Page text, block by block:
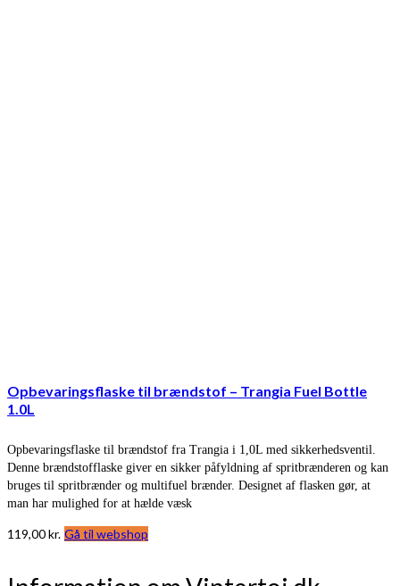
Opbevaringsflaske til brændstof – Trangia Fuel Bottle
1.0L
Opbevaringsflaske til brændstof fra Trangia i 1,0L med sikkerhedsventil.
Denne brændstofflaske giver en sikker påfyldning af spritbrænderen og kan
bruges til spritbrænder og multifuel brænder. Designet af flasken gør, at
man har mulighed for at hælde væsk
119,00kr. Gå til webshop